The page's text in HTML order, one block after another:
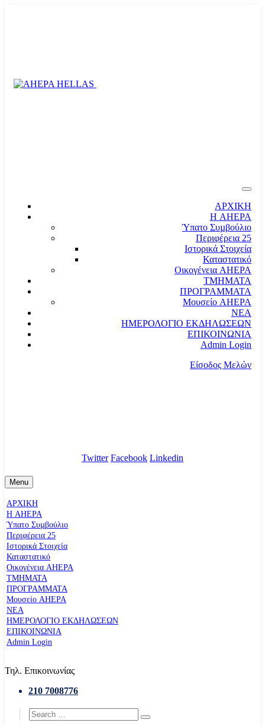
ΑΡΧΙΚΗ
Η AHEPA
Ύπατο Συµβούλιο
Περιφέρεια 25
Ιστορικά Στοιχεία
Καταστατικό
Οικογένεια AHEPA
ΤΜΗΜΑΤΑ
ΠΡΟΓΡΑΜΜΑΤΑ
Μουσείο AHEPA
ΝΕΑ
ΗΜΕΡΟΛΟΓΙΟ ΕΚΔΗΛΩΣΕΩΝ
ΕΠΙΚΟΙΝΩΝΙΑ
Admin Login
Είσοδος Μελών
Twitter Facebook Linkedin
Menu
ΑΡΧΙΚΗ
Η AHEPA
Ύπατο Συµβούλιο
Περιφέρεια 25
Ιστορικά Στοιχεία
Καταστατικό
Οικογένεια AHEPA
ΤΜΗΜΑΤΑ
ΠΡΟΓΡΑΜΜΑΤΑ
Μουσείο AHEPA
ΝΕΑ
ΗΜΕΡΟΛΟΓΙΟ ΕΚΔΗΛΩΣΕΩΝ
ΕΠΙΚΟΙΝΩΝΙΑ
Admin Login
Τηλ. Επικοινωνίας
210 7008776